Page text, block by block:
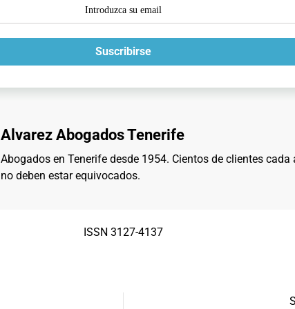
Suscribirse
Alvarez Abogados Tenerife
Abogados en Tenerife desde 1954. Cientos de clientes cada
no deben estar equivocados.
ISSN 3127-4137